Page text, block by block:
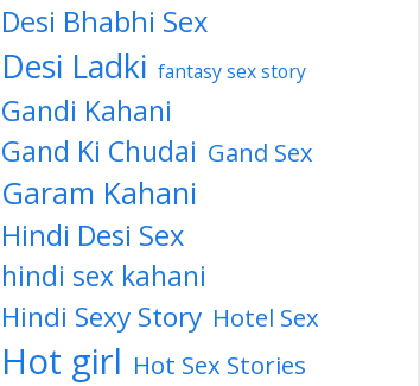
Desi Bhabhi Sex
Desi Ladki fantasy sex story
Gandi Kahani
Gand Ki Chudai Gand Sex
Garam Kahani
Hindi Desi Sex
hindi sex kahani
Hindi Sexy Story Hotel Sex
Hot girl Hot Sex Stories